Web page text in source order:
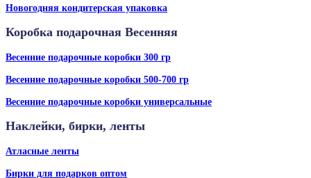
Новогодняя кондитерская упаковка
Коробка подарочная Весенняя
Весенние подарочные коробки 300 гр
Весенние подарочные коробки 500-700 гр
Весенние подарочные коробки универсальные
Наклейки, бирки, ленты
Атласные ленты
Бирки для подарков оптом